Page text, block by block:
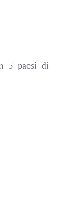
5 paesi di